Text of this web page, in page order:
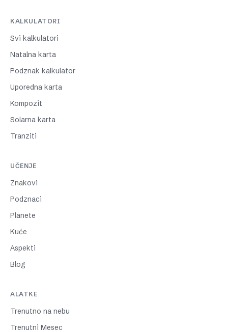
KALKULATORI
Svi kalkulatori
Natalna karta
Podznak kalkulator
Uporedna karta
Kompozit
Solarna karta
Tranziti
UČENJE
Znakovi
Podznaci
Planete
Kuće
Aspekti
Blog
ALATKE
Trenutno na nebu
Trenutni Mesec